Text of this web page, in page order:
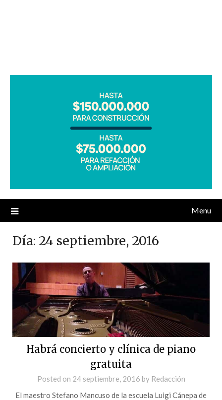
Menu
Día: 24 septiembre, 2016
Habrá concierto y clínica de piano
gratuita
Posted on 24 septiembre, 2016 by Redacción
El maestro Stefano Mancuso de la escuela Luigi Cánepa de